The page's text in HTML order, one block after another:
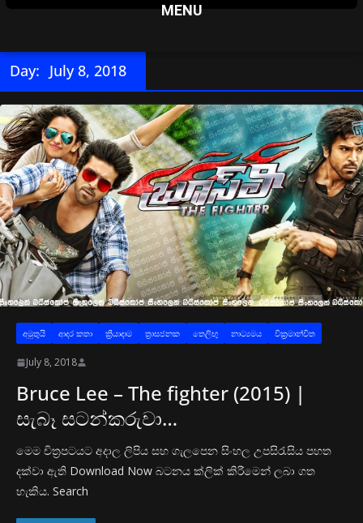
MENU
Day: July 8, 2018
අමුතුයි ආද‍ර කතා ක්‍රියාදාම ත්‍රාසජනක තෙලිඟු නාට්‍යමය වික්‍රමාන්විත
July 8, 2018
Bruce Lee – The fighter (2015) |
සැබෑ සටන්කරුවා…
මෙම චිත්‍රපටයට අදාල ලිපිය සහ ගැලපෙන සිංහල උපසිරැසිය පහත
දක්වා ඇති Download Now බටනය ක්ලික් කිරීමෙන් ලබා ගත
හැකිය. Search